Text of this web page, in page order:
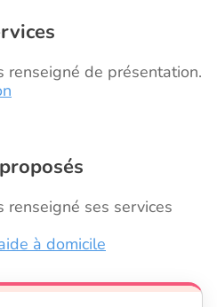
renseigné de présentation.
ses services
à domicile